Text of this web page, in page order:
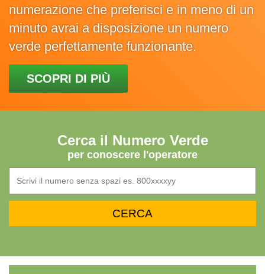
numerazione che preferisci e in meno di un
minuto avrai a disposizione un numero
verde perfettamente funzionante.
SCOPRI DI PIÙ
Cerca il Numero Verde
per conoscere l'operatore